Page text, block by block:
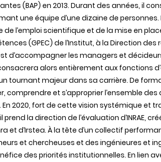
(BAP) en 2013. Durant des années, il
une équipe d’une dizaine de personnes.
l’emploi scientifique et de la mise en
(GPEC) de l’Institut, à la Direction des
d’accompagner les managers et
alors entièrement aux fonctions
tournant majeur dans sa carrière. De
comprendre et s’approprier l’ensemble
En 2020, fort de cette vision systémique et
la direction de l’évaluation d’INRAE,
et d’Irstea. À la tête d’un collectif
et chercheuses et des ingénieures et
des priorités institutionnelles. En lien